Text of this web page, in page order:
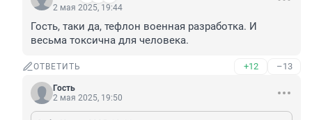
2 мая 2025, 19:44
Гость, таки да, тефлон военная разработка. И
весьма токсична для человека.
ОТВЕТИТЬ +12 –13
Гость
2 мая 2025, 19:50